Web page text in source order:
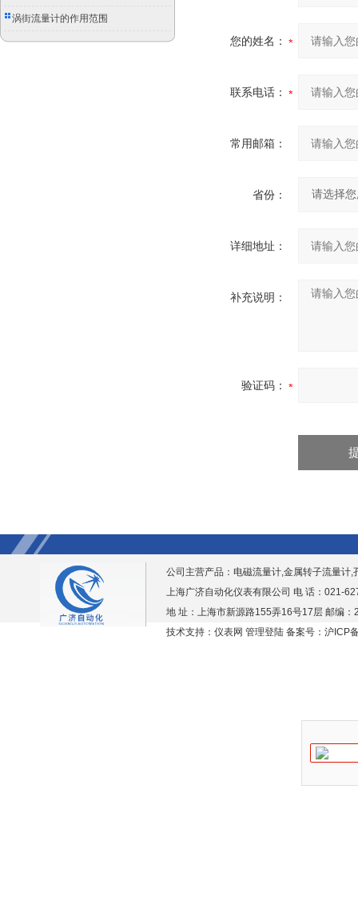
涡街流量计的作用范围
您的姓名：
联系电话：
常用邮箱：
省份：
详细地址：
补充说明：
验证码：
公司主营产品： 电磁流量计,金属转子流量计
上海广济自动化仪表有限公司 电 话：021-
地 址：上海市新源路155弄16号17层 邮编：
技术支持：仪表网 管理登陆 备案号：沪ICP